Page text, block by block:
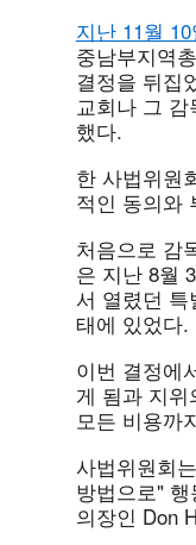
지난 11월
중남부지역
결정을 뒤집
교회나 그
했다.
한 사법위원
적인 동의와
처음으로 감
은 지난 8월
서 열렸던
태에 있었다.
이번 결정에
게 됨과 지
모든 비용까
사법위원회
방법으로"
의장인 Don